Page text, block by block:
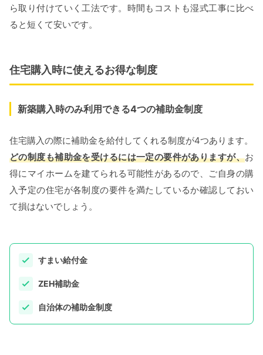
ら取り付けていく工法です。時間もコストも湿式工事に比べ
ると短くて安いです。
住宅購入時に使えるお得な制度
新築購入時のみ利用できる4つの補助金制度
住宅購入の際に補助金を給付してくれる制度が4つあります。
どの制度も補助金を受けるには一定の要件がありますが、お
得にマイホームを建てられる可能性があるので、ご自身の購
入予定の住宅が各制度の要件を満たしているか確認しておい
て損はないでしょう。
すまい給付金
ZEH補助金
自治体の補助金制度